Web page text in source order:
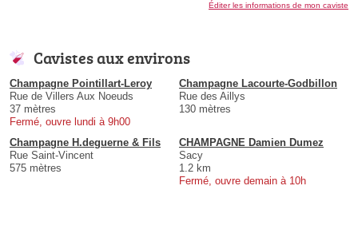
Éditer les informations de mon caviste
Cavistes aux environs
Champagne Pointillart-Leroy
Rue de Villers Aux Noeuds
37 mètres
Fermé, ouvre lundi à 9h00
Champagne Lacourte-Godbillon
Rue des Aillys
130 mètres
Champagne H.deguerne & Fils
Rue Saint-Vincent
575 mètres
CHAMPAGNE Damien Dumez
Sacy
1.2 km
Fermé, ouvre demain à 10h